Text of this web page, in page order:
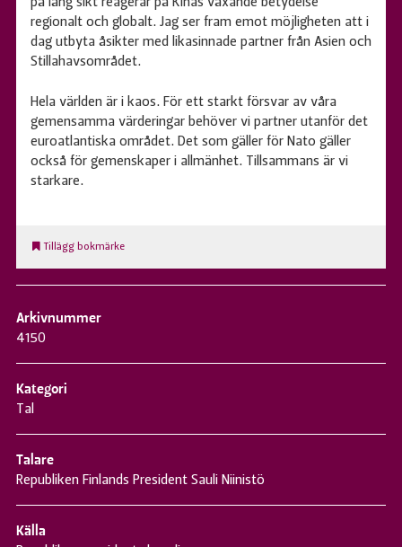
på lång sikt reagerar på Kinas växande betydelse
regionalt och globalt. Jag ser fram emot möjligheten att i
dag utbyta åsikter med likasinnade partner från Asien och
Stillahavsområdet.
Hela världen är i kaos. För ett starkt försvar av våra
gemensamma värderingar behöver vi partner utanför det
euroatlantiska området. Det som gäller för Nato gäller
också för gemenskaper i allmänhet. Tillsammans är vi
starkare.
Tillägg bokmärke
Arkivnummer
4150
Kategori
Tal
Talare
Republiken Finlands President Sauli Niinistö
Källa